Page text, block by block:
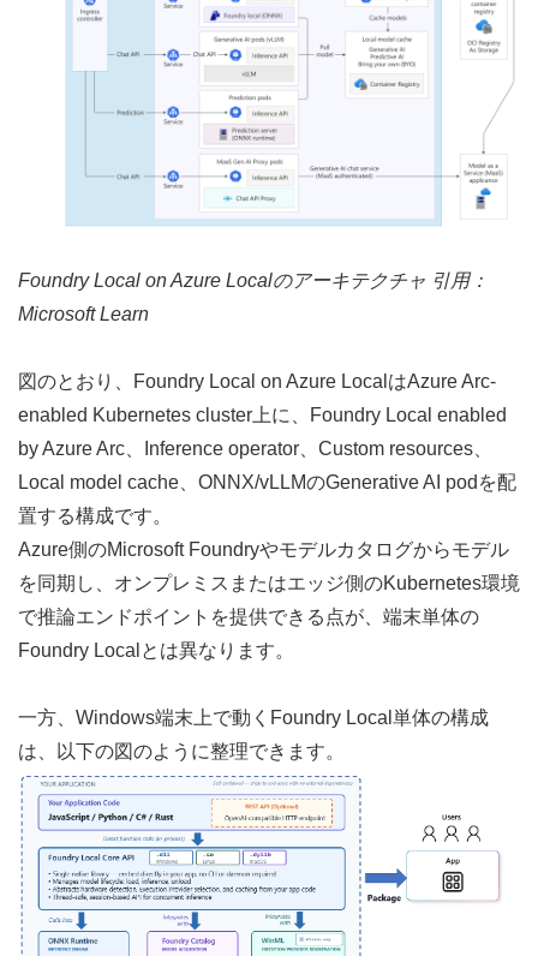
Foundry Local on Azure Localのアーキテクチャ 引用：
Microsoft Learn
図のとおり、Foundry Local on Azure LocalはAzure Arc-
enabled Kubernetes cluster上に、Foundry Local enabled
by Azure Arc、Inference operator、Custom resources、
Local model cache、ONNX/vLLMのGenerative AI podを配
置する構成です。
Azure側のMicrosoft Foundryやモデルカタログからモデル
を同期し、オンプレミスまたはエッジ側のKubernetes環境
で推論エンドポイントを提供できる点が、端末単体の
Foundry Localとは異なります。
一方、Windows端末上で動くFoundry Local単体の構成
は、以下の図のように整理できます。